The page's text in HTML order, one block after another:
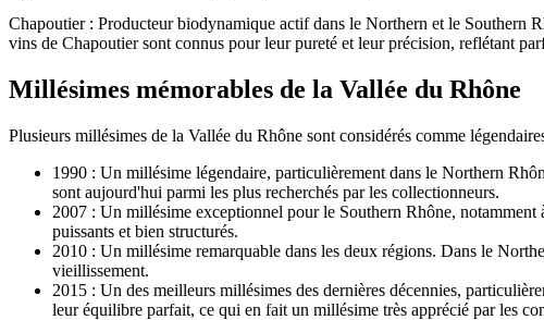
Chapoutier : Producteur biodynamique actif dans le Northern et le Southern
vins de Chapoutier sont connus pour leur pureté et leur précision, reflétant
Millésimes mémorables de la Vallée du Rhône
Plusieurs millésimes de la Vallée du Rhône sont considérés comme
1990 : Un millésime légendaire, particulièrement dans le Northern
sont aujourd'hui parmi les plus recherchés par les collectionneurs.
2007 : Un millésime exceptionnel pour le Southern Rhône,
puissants et bien structurés.
2010 : Un millésime remarquable dans les deux régions. Dans le
vieillissement.
2015 : Un des meilleurs millésimes des dernières décennies,
leur équilibre parfait, ce qui en fait un millésime très apprécié par les